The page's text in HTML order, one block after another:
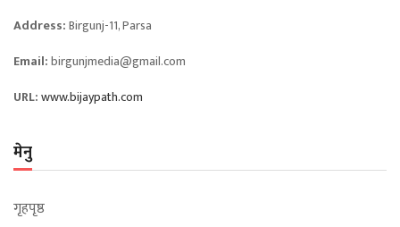
Address:Birgunj-11, Parsa
Email:birgunjmedia@gmail.com
URL:www.bijaypath.com
मेनु
गृहपृष्ठ